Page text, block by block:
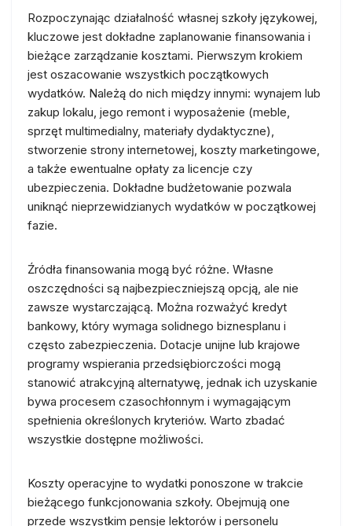
Rozpoczynając działalność własnej szkoły językowej,
kluczowe jest dokładne zaplanowanie finansowania i
bieżące zarządzanie kosztami. Pierwszym krokiem
jest oszacowanie wszystkich początkowych
wydatków. Należą do nich między innymi: wynajem lub
zakup lokalu, jego remont i wyposażenie (meble,
sprzęt multimedialny, materiały dydaktyczne),
stworzenie strony internetowej, koszty marketingowe,
a także ewentualne opłaty za licencje czy
ubezpieczenia. Dokładne budżetowanie pozwala
uniknąć nieprzewidzianych wydatków w początkowej
fazie.
Źródła finansowania mogą być różne. Własne
oszczędności są najbezpieczniejszą opcją, ale nie
zawsze wystarczającą. Można rozważyć kredyt
bankowy, który wymaga solidnego biznesplanu i
często zabezpieczenia. Dotacje unijne lub krajowe
programy wspierania przedsiębiorczości mogą
stanowić atrakcyjną alternatywę, jednak ich uzyskanie
bywa procesem czasochłonnym i wymagającym
spełnienia określonych kryteriów. Warto zbadać
wszystkie dostępne możliwości.
Koszty operacyjne to wydatki ponoszone w trakcie
bieżącego funkcjonowania szkoły. Obejmują one
przede wszystkim pensje lektorów i personelu